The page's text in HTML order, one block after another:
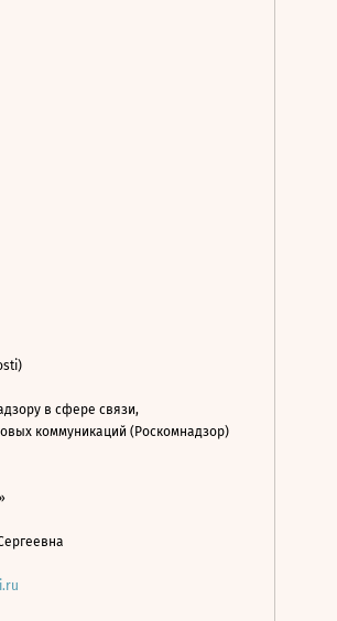
в сфере связи,
коммуникаций (Роскомнадзор)